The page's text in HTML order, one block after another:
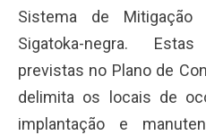
Sistema de
Sigatoka-negra.
previstas no Plano de
delimita os locais de
implantação e